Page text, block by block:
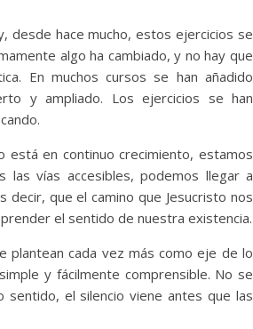
desde hace mucho, estos ejercicios se
algo ha cambiado, y no hay que
En muchos cursos se han añadido
y ampliado. Los ejercicios se han
está en continuo crecimiento, estamos
las vías accesibles, podemos llegar a
decir, que el camino que Jesucristo nos
el sentido de nuestra existencia.
plantean cada vez más como eje de lo
y fácilmente comprensible. No se
el silencio viene antes que las